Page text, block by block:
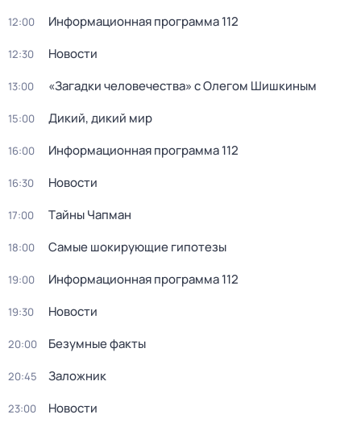
12:00 Информационная программа 112
12:30 Новости
13:00 «Загадки человечeства» с Олeгом Шишкиным
15:00 Дикий, дикий мир
16:00 Информационная программа 112
16:30 Новости
17:00 Тaйны Чапман
18:00 Самые шoкиpующие гипотезы
19:00 Информационная программа 112
19:30 Новости
20:00 Безумные факты
20:45 Заложник
23:00 Новости